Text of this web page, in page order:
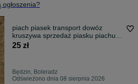
piach piasek transport dowóz
kruszywa sprzedaż piasku piachu
tanio
25 zł
Będzin, Boleradz
Odświeżono dnia 08 sierpnia 2026